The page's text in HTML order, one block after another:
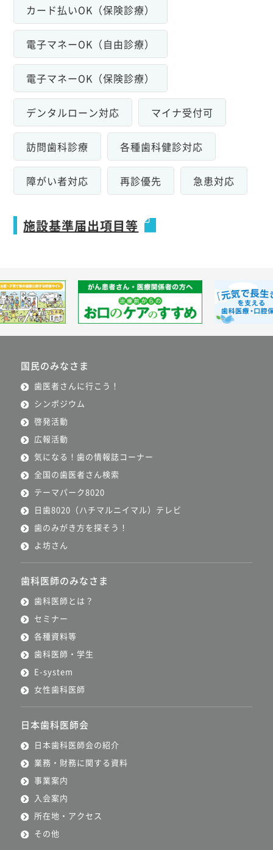
カード払いOK（保険診療）
電子マネーOK（自由診療）
電子マネーOK（保険診療）
デンタルローン対応 マイナ受付可
訪問歯科診療 各種歯科健診対応
障がい者対応 再診優先 急患対応
施設基準届出項目等
国民のみなさま
歯医者さんに行こう！
シンポジウム
啓発活動
広報活動
気になる！歯の情報誌コーナー
全国の歯医者さん検索
テーマパーク8020
日歯8020（ハチマルニイマル）テレビ
歯のみがき方を探そう！
よ坊さん
歯科医師のみなさま
歯科医師とは？
セミナー
各種資料等
歯科医師・学生
E-system
女性歯科医師
日本歯科医師会
日本歯科医師会の紹介
業務・財務に関する資料
事業案内
入会案内
所在地・アクセス
その他